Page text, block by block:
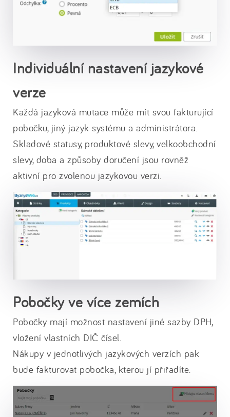
Individuální nastavení jazykové
verze
Každá jazyková mutace může mít svou fakturující
pobočku, jiný jazyk systému a administrátora.
Skladové statusy, produktové slevy, velkoobchodní
slevy, doba a způsoby doručení jsou rovněž
aktivní pro zvolenou jazykovou verzi.
Pobočky ve více zemích
Pobočky mají možnost nastavení jiné sazby DPH,
vložení vlastních DIČ čísel.
Nákupy v jednotlivých jazykových verzích pak
bude fakturovat pobočka, kterou jí přiřadíte.